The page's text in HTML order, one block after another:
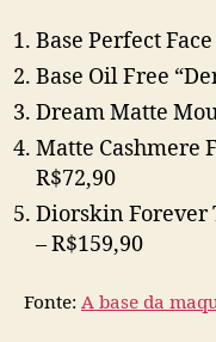
Base Perfect
Base Oil Free
Dream Matte
Matte Cashmere
R$72,90
Diorskin Forever
– R$159,90
Fonte: A base da